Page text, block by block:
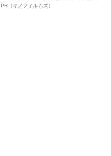
ボ》
PR（キノフィルムズ）